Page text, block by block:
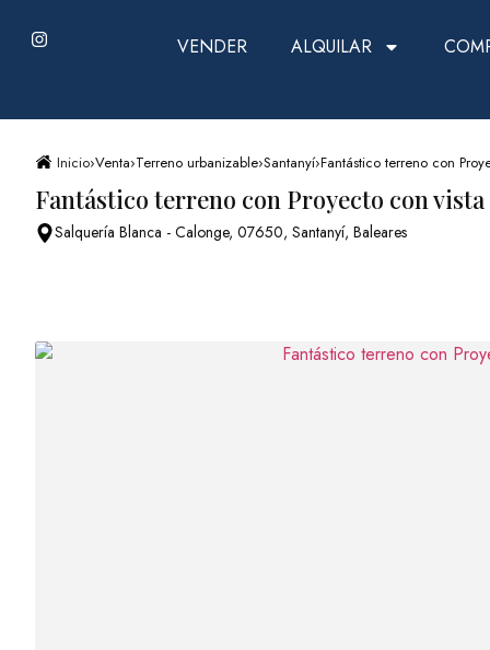
VENDER ALQUILAR
Inicio›Venta›Terreno urbanizable›Santanyí›Fantástico terreno con
Fantástico terreno con Proyecto con
Salquería Blanca - Calonge, 07650, Santanyí, Baleares